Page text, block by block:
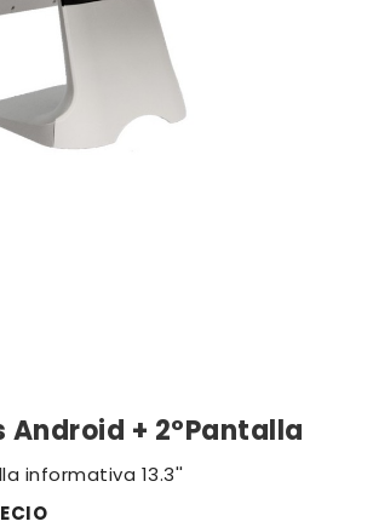
Android + 2ºPantalla
informativa 13.3''